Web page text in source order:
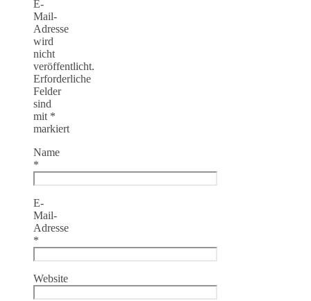
E-
Mail-
Adresse
wird
nicht
veröffentlicht.
Erforderliche
Felder
sind
mit *
markiert
Name
*
E-
Mail-
Adresse
*
Website